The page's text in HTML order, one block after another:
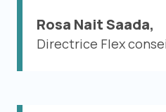
Rosa Nait Saada,
Directrice Flex